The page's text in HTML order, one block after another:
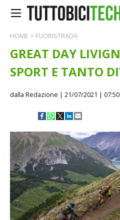
HOME > FUORISTRADA
GREAT DAY
SPORT E TANTO
dalla Redazione | 21/07/2021 | 07:50